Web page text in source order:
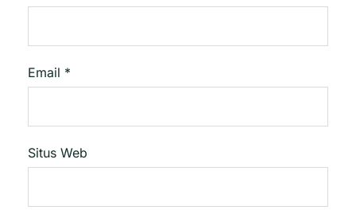
Email *
Situs Web